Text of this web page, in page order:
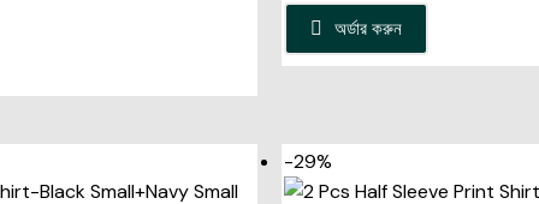
অর্ডার করুন
-29%